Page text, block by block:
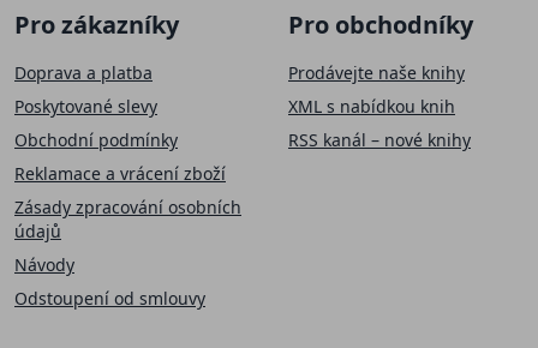
Pro zákazníky
Doprava a platba
Poskytované slevy
Obchodní podmínky
Reklamace a vrácení zboží
Zásady zpracování osobních
údajů
Návody
Odstoupení od smlouvy
Pro obchodníky
Prodávejte naše knihy
XML s nabídkou knih
RSS kanál – nové knihy